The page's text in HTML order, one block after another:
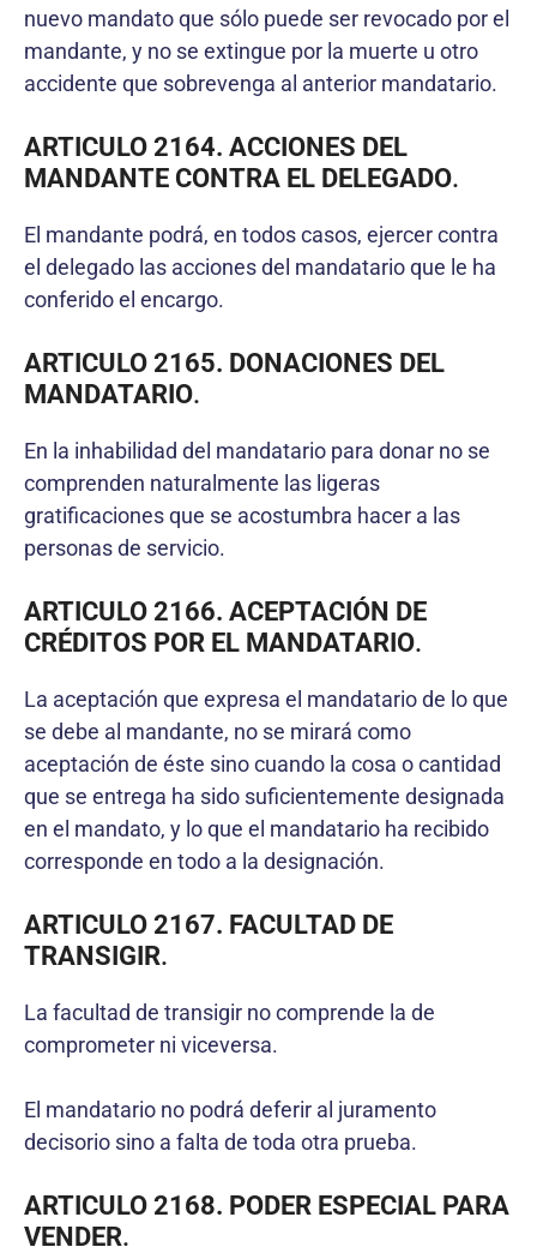
nuevo mandato que sólo puede ser revocado por el
mandante, y no se extingue por la muerte u otro
accidente que sobrevenga al anterior mandatario.
ARTICULO 2164. ACCIONES DEL
MANDANTE CONTRA EL DELEGADO.
El mandante podrá, en todos casos, ejercer contra
el delegado las acciones del mandatario que le ha
conferido el encargo.
ARTICULO 2165. DONACIONES DEL
MANDATARIO.
En la inhabilidad del mandatario para donar no se
comprenden naturalmente las ligeras
gratificaciones que se acostumbra hacer a las
personas de servicio.
ARTICULO 2166. ACEPTACIÓN DE
CRÉDITOS POR EL MANDATARIO.
La aceptación que expresa el mandatario de lo que
se debe al mandante, no se mirará como
aceptación de éste sino cuando la cosa o cantidad
que se entrega ha sido suficientemente designada
en el mandato, y lo que el mandatario ha recibido
corresponde en todo a la designación.
ARTICULO 2167. FACULTAD DE
TRANSIGIR.
La facultad de transigir no comprende la de
comprometer ni viceversa.
El mandatario no podrá deferir al juramento
decisorio sino a falta de toda otra prueba.
ARTICULO 2168. PODER ESPECIAL PARA
VENDER.